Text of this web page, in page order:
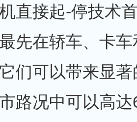
接起-停技术首
先在轿车、卡
们可以带来显
路况中可以高